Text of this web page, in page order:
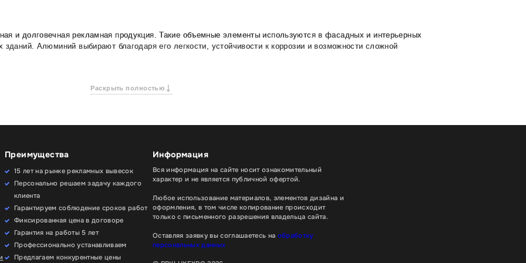
и долговечная рекламная продукция. Такие объемные элементы используются в фасадных и интерьерных
Алюминий выбирают благодаря его легкости, устойчивости к коррозии и возможности сложной
вручную или на гибочном станке. При необходимости стыки запаиваются для герметичности.
букв зависит от их габаритов, толщины материала и сложности монтажа. В среднем буквы без подсветки
30 см. Световые буквы стоят от 5 000 рублей за штуку.
бизнеса, сочетающее стиль и функциональность. Если вам нужна качественная вывеска, обратитесь к
подробную информацию и быстро сделают расчет.
Раскрыть полностью
Преимущества
15 лет на рынке рекламных вывесок
Персонально решаем задачу каждого
клиента
Гарантируем соблюдение сроков работ
Фиксированная цена в договоре
Гарантия на работы 5 лет
Профессионально устанавливаем
Предлагаем конкурентные цены
Информация
Вся информация на сайте носит ознакомительный
характер и не является публичной офертой.
Любое использование материалов, элементов дизайна и
оформления, в том числе копирование происходит
только с письменного разрешения владельца сайта.
Оставляя заявку вы соглашаетесь на обработку
персональных данных